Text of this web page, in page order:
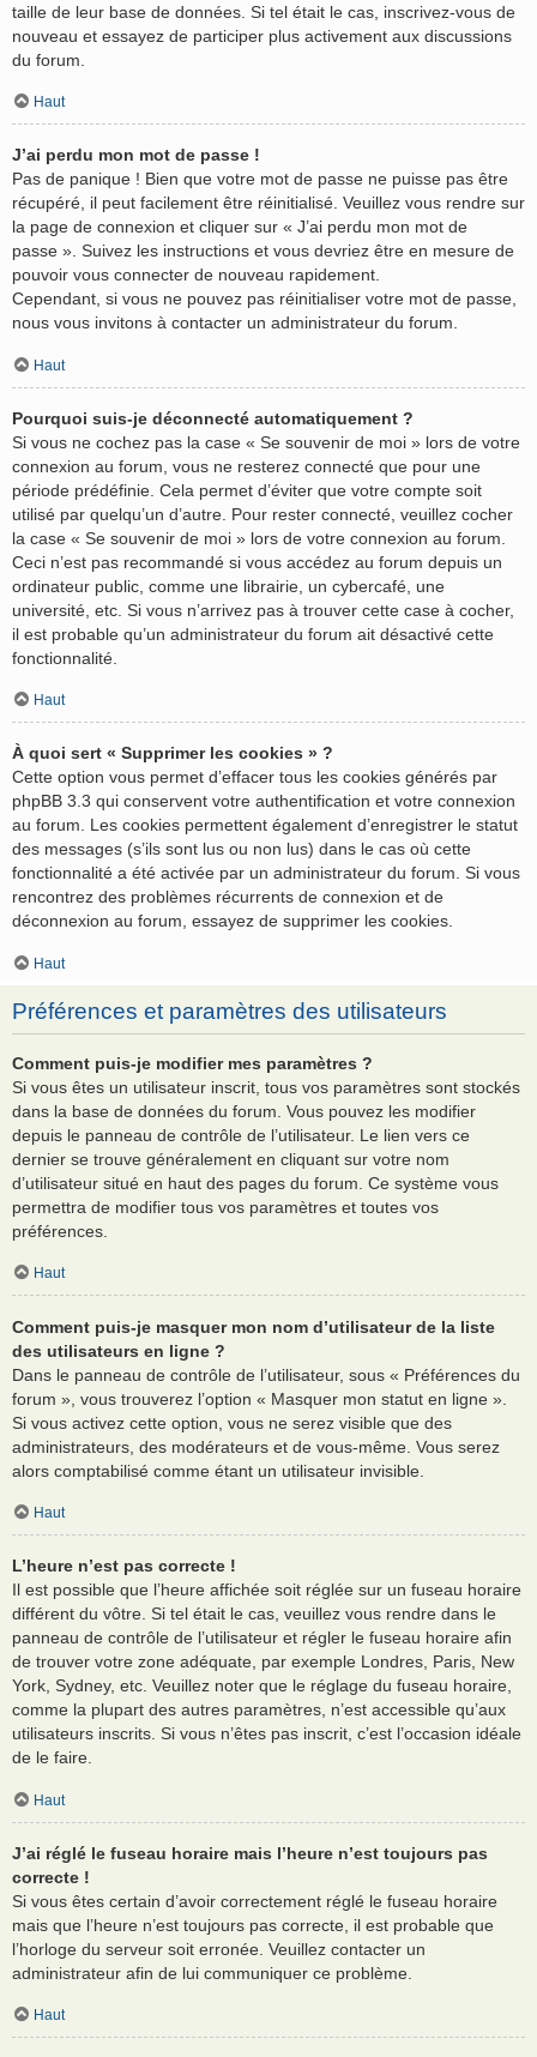
taille de leur base de données. Si tel était le cas, inscrivez-vous de
nouveau et essayez de participer plus activement aux discussions
du forum.
Haut
J’ai perdu mon mot de passe !
Pas de panique ! Bien que votre mot de passe ne puisse pas être
récupéré, il peut facilement être réinitialisé. Veuillez vous rendre sur
la page de connexion et cliquer sur « J’ai perdu mon mot de
passe ». Suivez les instructions et vous devriez être en mesure de
pouvoir vous connecter de nouveau rapidement.
Cependant, si vous ne pouvez pas réinitialiser votre mot de passe,
nous vous invitons à contacter un administrateur du forum.
Haut
Pourquoi suis-je déconnecté automatiquement ?
Si vous ne cochez pas la case « Se souvenir de moi » lors de votre
connexion au forum, vous ne resterez connecté que pour une
période prédéfinie. Cela permet d’éviter que votre compte soit
utilisé par quelqu’un d’autre. Pour rester connecté, veuillez cocher
la case « Se souvenir de moi » lors de votre connexion au forum.
Ceci n’est pas recommandé si vous accédez au forum depuis un
ordinateur public, comme une librairie, un cybercafé, une
université, etc. Si vous n’arrivez pas à trouver cette case à cocher,
il est probable qu’un administrateur du forum ait désactivé cette
fonctionnalité.
Haut
À quoi sert « Supprimer les cookies » ?
Cette option vous permet d’effacer tous les cookies générés par
phpBB 3.3 qui conservent votre authentification et votre connexion
au forum. Les cookies permettent également d’enregistrer le statut
des messages (s’ils sont lus ou non lus) dans le cas où cette
fonctionnalité a été activée par un administrateur du forum. Si vous
rencontrez des problèmes récurrents de connexion et de
déconnexion au forum, essayez de supprimer les cookies.
Haut
Préférences et paramètres des utilisateurs
Comment puis-je modifier mes paramètres ?
Si vous êtes un utilisateur inscrit, tous vos paramètres sont stockés
dans la base de données du forum. Vous pouvez les modifier
depuis le panneau de contrôle de l’utilisateur. Le lien vers ce
dernier se trouve généralement en cliquant sur votre nom
d’utilisateur situé en haut des pages du forum. Ce système vous
permettra de modifier tous vos paramètres et toutes vos
préférences.
Haut
Comment puis-je masquer mon nom d’utilisateur de la liste
des utilisateurs en ligne ?
Dans le panneau de contrôle de l’utilisateur, sous « Préférences du
forum », vous trouverez l’option « Masquer mon statut en ligne ».
Si vous activez cette option, vous ne serez visible que des
administrateurs, des modérateurs et de vous-même. Vous serez
alors comptabilisé comme étant un utilisateur invisible.
Haut
L’heure n’est pas correcte !
Il est possible que l’heure affichée soit réglée sur un fuseau horaire
différent du vôtre. Si tel était le cas, veuillez vous rendre dans le
panneau de contrôle de l’utilisateur et régler le fuseau horaire afin
de trouver votre zone adéquate, par exemple Londres, Paris, New
York, Sydney, etc. Veuillez noter que le réglage du fuseau horaire,
comme la plupart des autres paramètres, n’est accessible qu’aux
utilisateurs inscrits. Si vous n’êtes pas inscrit, c’est l’occasion idéale
de le faire.
Haut
J’ai réglé le fuseau horaire mais l’heure n’est toujours pas
correcte !
Si vous êtes certain d’avoir correctement réglé le fuseau horaire
mais que l’heure n’est toujours pas correcte, il est probable que
l’horloge du serveur soit erronée. Veuillez contacter un
administrateur afin de lui communiquer ce problème.
Haut